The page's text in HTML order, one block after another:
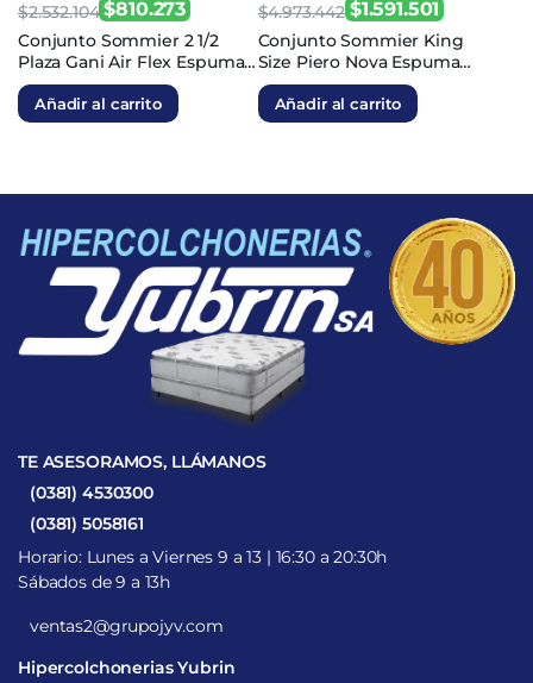
$2.532.104
El
precio
original
era:
$810.273
El
precio
actual
es:
Conjunto Sommier 2 1/2
Plaza Gani Air Flex Espuma
140x190x22
Añadir al carrito
$4.973.442
El
precio
original
era:
$1.591.501
El
precio
actual
es:
Conjunto Sommier King
Size Piero Nova Espuma
200x200x25
Añadir al carrito
TE ASESORAMOS, LLÁMANOS
(0381) 4530300
(0381) 5058161
Horario: Lunes a Viernes 9 a 13 | 16:30 a 20:30h
Sábados de 9 a 13h
ventas2@grupojyv.com
Hipercolchonerias Yubrin